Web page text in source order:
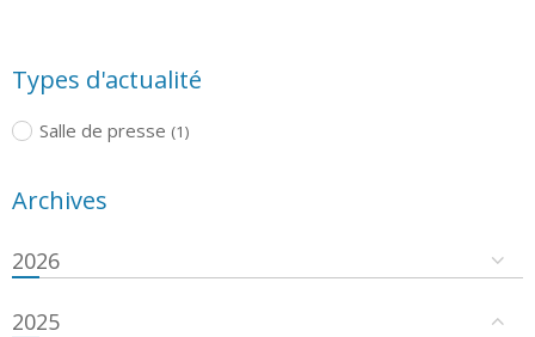
Types d'actualité
Salle de presse (1)
Archives
2026
2025